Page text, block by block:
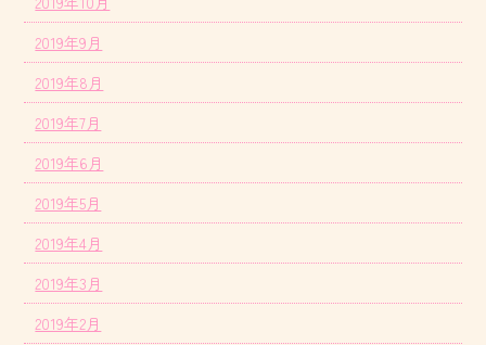
2019年9月
2019年8月
2019年7月
2019年6月
2019年5月
2019年4月
2019年3月
2019年2月